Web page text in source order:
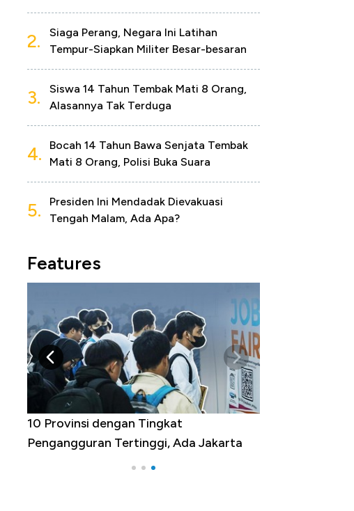
2.
Siaga Perang, Negara Ini Latihan
Tempur-Siapkan Militer Besar-besaran
3.
Siswa 14 Tahun Tembak Mati 8 Orang,
Alasannya Tak Terduga
4.
Bocah 14 Tahun Bawa Senjata Tembak
Mati 8 Orang, Polisi Buka Suara
5.
Presiden Ini Mendadak Dievakuasi
Tengah Malam, Ada Apa?
Features
10 Provinsi dengan Tingkat
Pengangguran Tertinggi, Ada Jakarta